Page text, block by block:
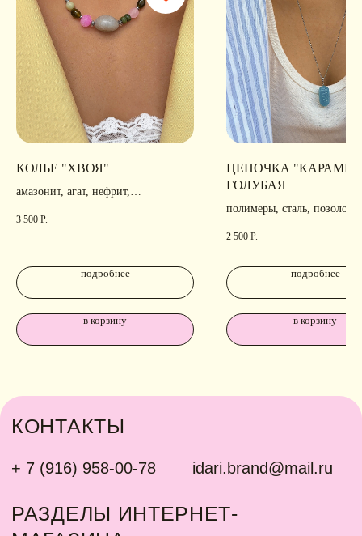
КОЛЬЕ "ХВОЯ"
амазонит, агат, нефрит,
3 500 Р.
подробнее
в корзину
ЦЕПОЧКА
ГОЛУБАЯ
полимеры, сталь, позолота
2 500 Р.
подробнее
в корзину
Сайт разработан
Digital-Step